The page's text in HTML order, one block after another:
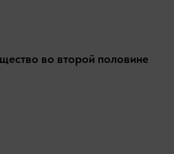
во второй половине